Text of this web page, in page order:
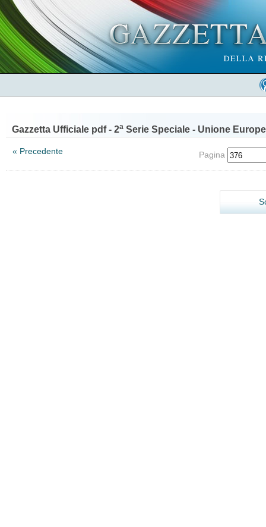
Gazzetta Ufficiale pdf - 2a Serie Speciale - Unione
« Precedente Pagina